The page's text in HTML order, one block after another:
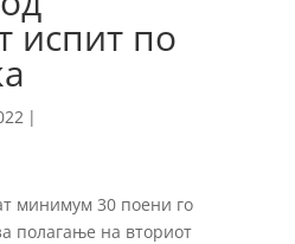
испит по
|
минимум 30 поени го
полагање на вториот